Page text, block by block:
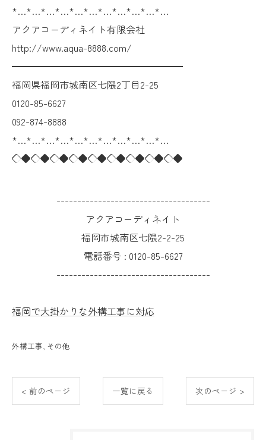
*…*…*…*…*…*…*…*…*…*…*…
アクアコーディネイト有限会社
http://www.aqua-8888.com/
━━━━━━━━━━━━━━━━━━
福岡県福岡市城南区七隈2丁目2-25
0120-85-6627
092-874-8888
*…*…*…*…*…*…*…*…*…*…*…
◇◆◇◆◇◆◇◆◇◆◇◆◇◆◇◆◇◆
-------------------------------------
アクアコーディネイト
福岡市城南区七隈2-2-25
電話番号 : 0120-85-6627
-------------------------------------
福岡で大掛かりな外構工事に対応
外構工事 その他
< 前のページ 一覧に戻る 次のページ >